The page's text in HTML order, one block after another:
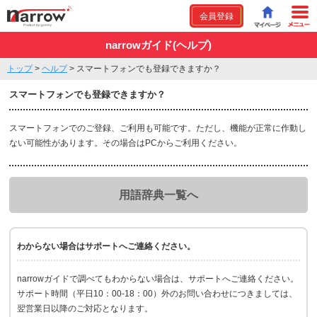
会員登録
narrowガイド(ヘルプ)
トップ> ヘルプ> スマートフォンでも登録できますか？
スマートフォンでも登録できますか？
スマートフォンでのご登録、ご利用も可能です。ただし、機能が正常に作動し
ない可能性があります。その場合はPCからご利用ください。
用語辞典一覧へ
わからない場合はサポートへご連絡ください。
narrowガイドで調べてもわからない場合は、サポートへご連絡ください。
サポート時間（平日10：00-18：00）外のお問い合わせにつきましては、
翌営業日以降のご対応となります。